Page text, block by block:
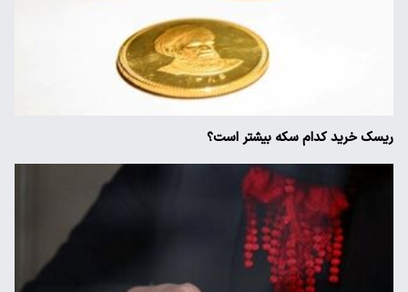
ریسک خرید کدام سکه بیشتر است؟